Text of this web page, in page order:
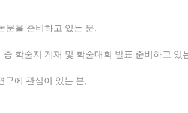
문을 준비하고 있는 분,
학술지 게재 및 학술대회 발표 준비하고 있
구에 관심이 있는 분,